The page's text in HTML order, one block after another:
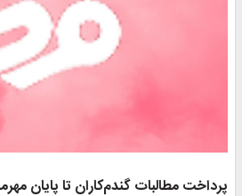
پرداخت مطالبات گندم‌کاران تا پایان مهرماه